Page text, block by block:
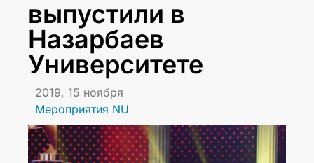
выпустили в
Назарбаев
Университете
2019, 15 ноября
Мероприятия NU